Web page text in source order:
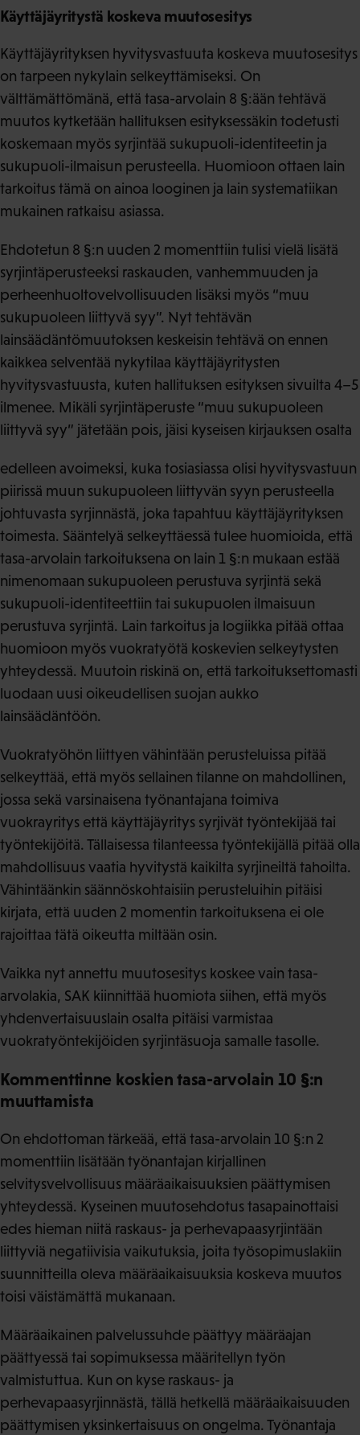
Käyttäjäyritystä koskeva muutosesitys
Käyttäjäyrityksen hyvitysvastuuta koskeva muutosesitys
on tarpeen nykylain selkeyttämiseksi. On
välttämättömänä, että tasa-arvolain 8 §:ään tehtävä
muutos kytketään hallituksen esityksessäkin todetusti
koskemaan myös syrjintää sukupuoli-identiteetin ja
sukupuoli-ilmaisun perusteella. Huomioon ottaen lain
tarkoitus tämä on ainoa looginen ja lain systematiikan
mukainen ratkaisu asiassa.
Ehdotetun 8 §:n uuden 2 momenttiin tulisi vielä lisätä
syrjintäperusteeksi raskauden, vanhemmuuden ja
perheenhuoltovelvollisuuden lisäksi myös “muu
sukupuoleen liittyvä syy”. Nyt tehtävän
lainsäädäntömuutoksen keskeisin tehtävä on ennen
kaikkea selventää nykytilaa käyttäjäyritysten
hyvitysvastuusta, kuten hallituksen esityksen sivuilta 4–5
ilmenee. Mikäli syrjintäperuste “muu sukupuoleen
liittyvä syy” jätetään pois, jäisi kyseisen kirjauksen osalta
edelleen avoimeksi, kuka tosiasiassa olisi hyvitysvastuun
piirissä muun sukupuoleen liittyvän syyn perusteella
johtuvasta syrjinnästä, joka tapahtuu käyttäjäyrityksen
toimesta. Sääntelyä selkeyttäessä tulee huomioida, että
tasa-arvolain tarkoituksena on lain 1 §:n mukaan estää
nimenomaan sukupuoleen perustuva syrjintä sekä
sukupuoli-identiteettiin tai sukupuolen ilmaisuun
perustuva syrjintä. Lain tarkoitus ja logiikka pitää ottaa
huomioon myös vuokratyötä koskevien selkeytysten
yhteydessä. Muutoin riskinä on, että tarkoituksettomasti
luodaan uusi oikeudellisen suojan aukko
lainsäädäntöön.
Vuokratyöhön liittyen vähintään perusteluissa pitää
selkeyttää, että myös sellainen tilanne on mahdollinen,
jossa sekä varsinaisena työnantajana toimiva
vuokrayritys että käyttäjäyritys syrjivät työntekijää tai
työntekijöitä. Tällaisessa tilanteessa työntekijällä pitää olla
mahdollisuus vaatia hyvitystä kaikilta syrjineiltä tahoilta.
Vähintäänkin säännöskohtaisiin perusteluihin pitäisi
kirjata, että uuden 2 momentin tarkoituksena ei ole
rajoittaa tätä oikeutta miltään osin.
Vaikka nyt annettu muutosesitys koskee vain tasa-
arvolakia, SAK kiinnittää huomiota siihen, että myös
yhdenvertaisuuslain osalta pitäisi varmistaa
vuokratyöntekijöiden syrjintäsuoja samalle tasolle.
Kommenttinne koskien tasa-arvolain 10 §:n
muuttamista
On ehdottoman tärkeää, että tasa-arvolain 10 §:n 2
momenttiin lisätään työnantajan kirjallinen
selvitysvelvollisuus määräaikaisuuksien päättymisen
yhteydessä. Kyseinen muutosehdotus tasapainottaisi
edes hieman niitä raskaus- ja perhevapaasyrjintään
liittyviä negatiivisia vaikutuksia, joita työsopimuslakiin
suunnitteilla oleva määräaikaisuuksia koskeva muutos
toisi väistämättä mukanaan.
Määräaikainen palvelussuhde päättyy määräajan
päättyessä tai sopimuksessa määritellyn työn
valmistuttua. Kun on kyse raskaus- ja
perhevapaasyrjinnästä, tällä hetkellä määräaikaisuuden
päättymisen yksinkertaisuus on ongelma. Työnantaja